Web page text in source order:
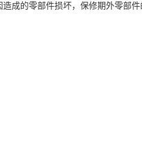
成的零部件损坏，保修期外零部